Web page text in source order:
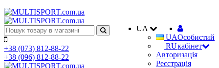
UA
UA
RU
Особистий
кабінет
Авторизація
Реєстрація
+38 (073) 812-88-22
+38 (096) 812-88-22